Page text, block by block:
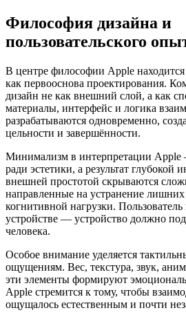
Философия дизайна и
пользовательского
В центре философии Apple
как первооснова проектирования.
дизайн не как внешний слой, а как
материалы, интерфейс и логика
разрабатываются одновременно,
цельности и завершённости.
Минимализм в интерпретации
ради эстетики, а результат глубокой
внешней простотой скрываются
направленные на устранение
когнитивной нагрузки. Пользователь
устройстве — устройство должно
человека.
Особое внимание уделяется
ощущениям. Вес, текстура, звук,
эти элементы формируют
Apple стремится к тому, чтобы
ощущалось естественным и почти